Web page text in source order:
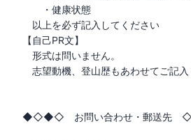
・健康状態
以上を必ず記入してください
【自己PR文】
形式は問いません。
志望動機、登山歴もあわせてご記入
◆◇◆◇　お問い合わせ・郵送先